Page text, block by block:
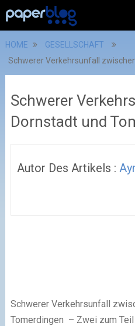
HOME
GESELLSCHAFT
Schwerer Verkehrsunfall
Schwerer
Dornstadt und
Autor Des Artikels :
Schwerer Verkehrsunfall
Tomerdingen – Zwei zum